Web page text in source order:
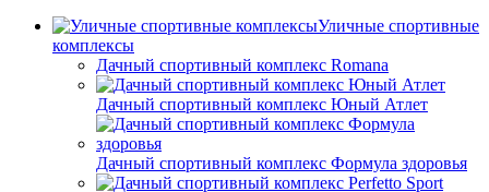
Уличные спортивные
комплексы
Дачный спортивный комплекс Romana
Дачный спортивный комплекс Юный Атлет
Дачный спортивный комплекс Формула здоровья